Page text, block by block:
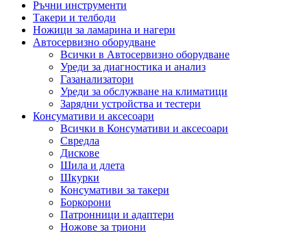
Ръчни инструменти
Такери и телбоди
Ножици за ламарина и нагери
Автосервизно оборудване
Всички в Автосервизно оборудване
Уреди за диагностика и анализ
Газанализатори
Уреди за обслужване на климатици
Зарядни устройства и тестери
Консумативи и аксесоари
Всички в Консумативи и аксесоари
Свредла
Дискове
Шила и длета
Шкурки
Консумативи за такери
Боркорони
Патронници и адаптери
Ножове за триони